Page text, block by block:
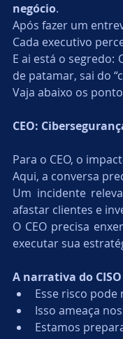
negócio.
Após fazer um
Cada executivo
E ai está o segredo:
de patamar, sai do
Vaja abaixo os
CEO:
Para o CEO, o
Aqui, a conversa
Um incidente
afastar clientes e
O CEO precisa
executar sua
A narrativa do
Esse risco
Isso ameaça
Estamos